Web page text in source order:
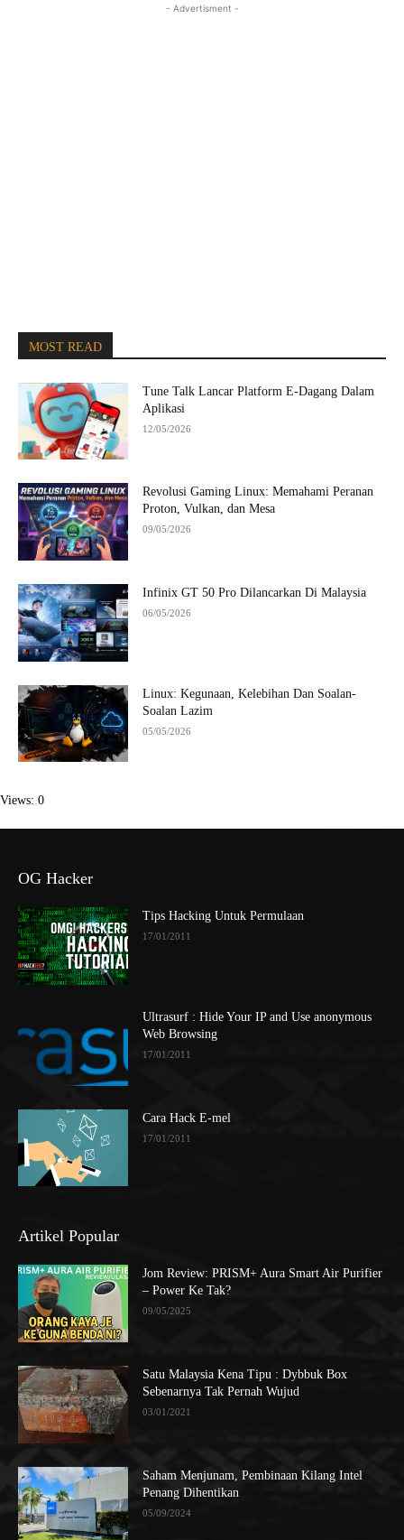
- Advertisment -
MOST READ
Tune Talk Lancar Platform E-Dagang Dalam
Aplikasi
12/05/2026
Revolusi Gaming Linux: Memahami Peranan
Proton, Vulkan, dan Mesa
09/05/2026
Infinix GT 50 Pro Dilancarkan Di Malaysia
06/05/2026
Linux: Kegunaan, Kelebihan Dan Soalan-
Soalan Lazim
05/05/2026
Views: 0
OG Hacker
Tips Hacking Untuk Permulaan
17/01/2011
Ultrasurf : Hide Your IP and Use anonymous
Web Browsing
17/01/2011
Cara Hack E-mel
17/01/2011
Artikel Popular
Jom Review: PRISM+ Aura Smart Air Purifier
– Power Ke Tak?
09/05/2025
Satu Malaysia Kena Tipu : Dybbuk Box
Sebenarnya Tak Pernah Wujud
03/01/2021
Saham Menjunam, Pembinaan Kilang Intel
Penang Dihentikan
05/09/2024